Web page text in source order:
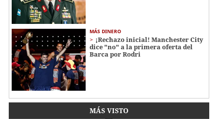
MÁS DINERO
¡Rechazo inicial! Manchester City
dice "no" a la primera oferta del
Barca por Rodri
MÁS VISTO